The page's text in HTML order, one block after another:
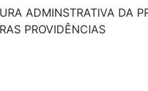
ADMINSTRATIVA DA
PROVIDÊNCIAS